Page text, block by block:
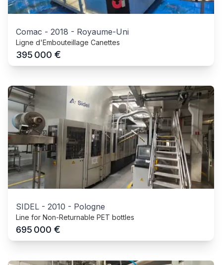
Comac - 2018 - Royaume-Uni
Ligne d'Embouteillage Canettes
395 000 €
SIDEL - 2010 - Pologne
Line for Non-Returnable PET bottles
695 000 €